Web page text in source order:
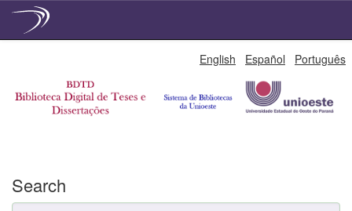
English Español Português
Search